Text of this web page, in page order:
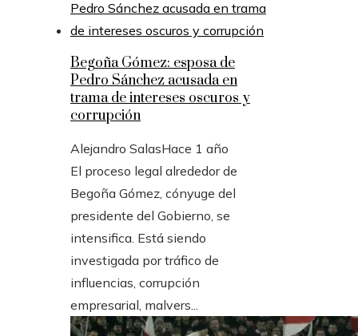
Begoña Gómez: esposa de
Pedro Sánchez acusada en
trama de intereses oscuros y
corrupción
Alejandro SalasHace 1 año
El proceso legal alrededor de
Begoña Gómez, cónyuge del
presidente del Gobierno, se
intensifica. Está siendo
investigada por tráfico de
influencias, corrupción
empresarial, malvers...